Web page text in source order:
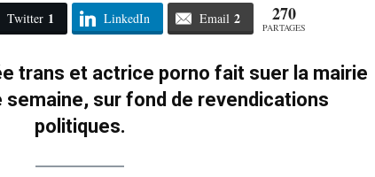
Twitter 1 LinkedIn Email 2 270
PARTAGES
trans et actrice porno fait suer la mairie
semaine, sur fond de revendications
politiques.